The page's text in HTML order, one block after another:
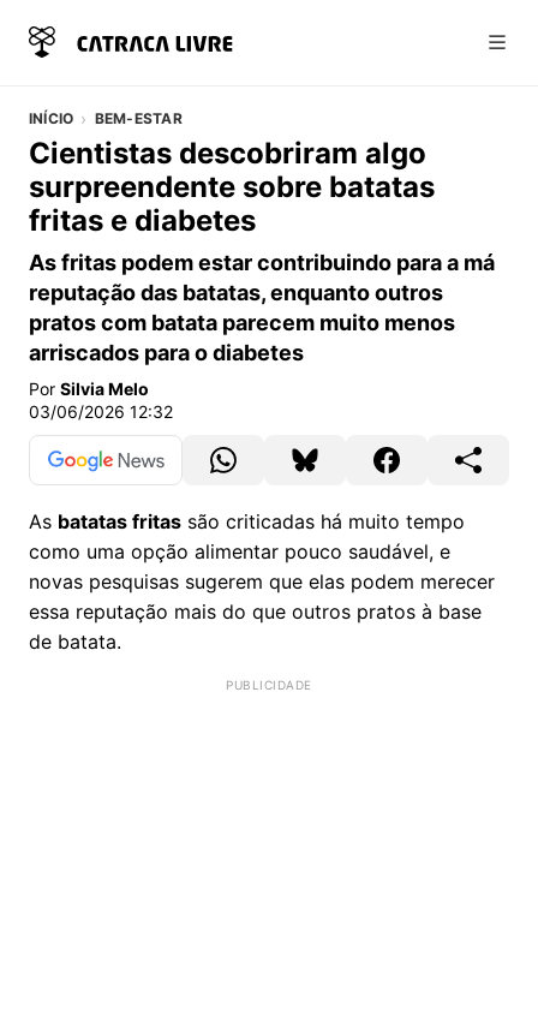
INÍCIO BEM-ESTAR
Cientistas descobriram algo
surpreendente sobre batatas
fritas e diabetes
As fritas podem estar contribuindo para a má
reputação das batatas, enquanto outros
pratos com batata parecem muito menos
arriscados para o diabetes
Por Silvia Melo
03/06/2026 12:32
As batatas fritas são criticadas há muito tempo
como uma opção alimentar pouco saudável, e
novas pesquisas sugerem que elas podem merecer
essa reputação mais do que outros pratos à base
de batata.